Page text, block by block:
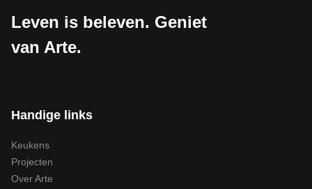
Leven is beleven. Geniet
van Arte.
Handige links
Keukens
Projecten
Over Arte